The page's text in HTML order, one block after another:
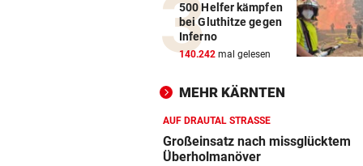
500 Helfer kämpfen
bei Gluthitze gegen
Inferno
140.242 mal gelesen
MEHR KÄRNTEN
AUF DRAUTAL STRASSE
Großeinsatz nach missglücktem
Überholmanöver